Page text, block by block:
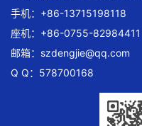
手机：+86-13715198118
座机：+86-0755-82984411
邮箱： szdengjie@qq.com
Q Q：578700168